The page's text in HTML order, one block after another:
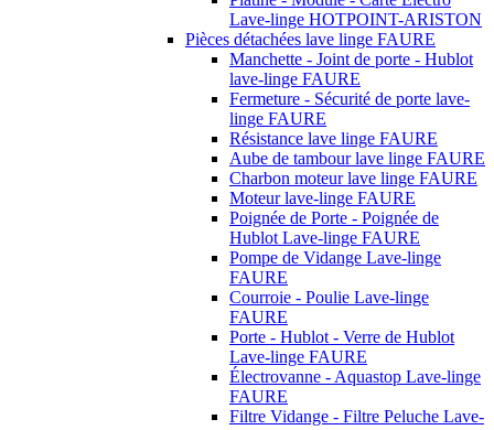
Lave-linge HOTPOINT-ARISTON
Pièces détachées lave linge FAURE
Manchette - Joint de porte - Hublot
lave-linge FAURE
Fermeture - Sécurité de porte lave-
linge FAURE
Résistance lave linge FAURE
Aube de tambour lave linge FAURE
Charbon moteur lave linge FAURE
Moteur lave-linge FAURE
Poignée de Porte - Poignée de
Hublot Lave-linge FAURE
Pompe de Vidange Lave-linge
FAURE
Courroie - Poulie Lave-linge
FAURE
Porte - Hublot - Verre de Hublot
Lave-linge FAURE
Électrovanne - Aquastop Lave-linge
FAURE
Filtre Vidange - Filtre Peluche Lave-